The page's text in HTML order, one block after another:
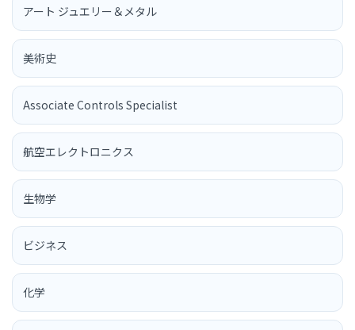
アート ジュエリー＆メタル
美術史
Associate Controls Specialist
航空エレクトロニクス
生物学
ビジネス
化学